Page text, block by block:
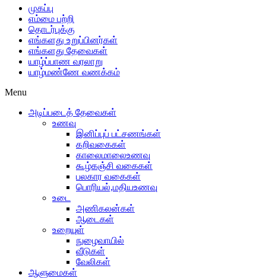
முகப்பு
எம்மை பற்றி
தொடர்புக்கு
எங்களது உறுப்பினர்கள்
எங்களது தேவைகள்
யாழ்ப்பாண வரலாறு
யாழ்மண்ணே வணக்கம்
Menu
அடிப்படைத் தேவைகள்
உணவு
இனிப்புப் பட்சணங்கள்
கறிவகைகள்
காலைமாலைஉணவு
கூழ்கஞ்சி வகைகள்
பலகார வகைகள்
பொரியல்,மதியஉணவு
உடை
அணிகலன்கள்
ஆடைகள்
உறையுள்
நுழைவாயில்
வீடுகள்
வேலிகள்
ஆளுமைகள்